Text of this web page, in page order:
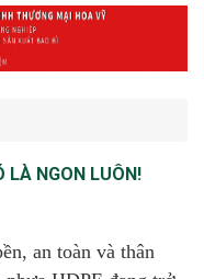
LÀ NGON LUÔN!
an toàn và thân